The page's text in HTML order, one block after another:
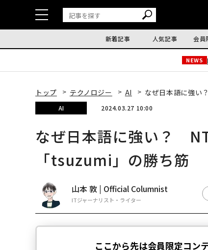
新着記事 人気記事 会員
NEWS
トップ テクノロジー AI なぜ日本語に強
AI 2024.03.27 10:00
なぜ日本語に強い？
「tsuzumi」の勝ち筋
山本 敦 | Official Columnist
ITジャーナリスト・ライター